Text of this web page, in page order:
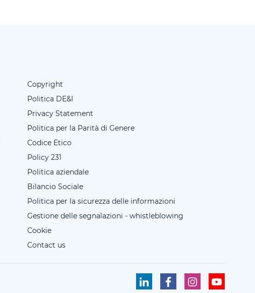
Copyright
Politica DE&I
Privacy Statement
Politica per la Parità di Genere
Codice Etico
Policy 231
Politica aziendale
Bilancio Sociale
Politica per la sicurezza delle informazioni
Gestione delle segnalazioni - whistleblowing
Cookie
Contact us